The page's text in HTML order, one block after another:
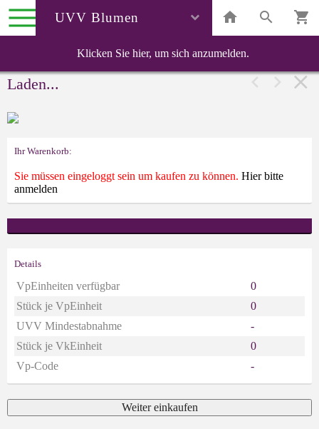
UVV Blumen
Klicken Sie hier, um sich anzumelden.
Laden...
Ihr Warenkorb:
Sie müssen eingeloggt sein um kaufen zu können. Hier bitte
anmelden
Details
VpEinheiten verfügbar
0
Stück je VpEinheit
0
UVV Mindestabnahme
-
Stück je VkEinheit
0
Vp-Code
-
Weiter einkaufen